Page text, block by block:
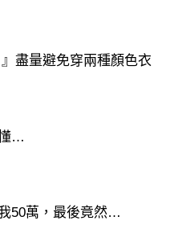
因為個性太像而
是「磨合難度較
盡量避免穿兩種顏色衣
…
50萬，最後竟然…